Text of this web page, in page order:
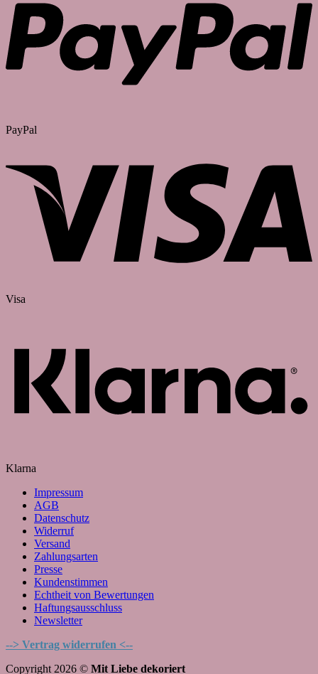
PayPal
Visa
Klarna
Impressum
AGB
Datenschutz
Widerruf
Versand
Zahlungsarten
Presse
Kundenstimmen
Echtheit von Bewertungen
Haftungsausschluss
Newsletter
--> Vertrag widerrufen <--
Copyright 2026 © Mit Liebe dekoriert